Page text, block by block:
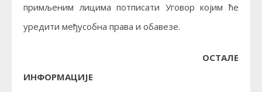
примљеним лицима потписати Уговор којим ће
уредити међусобна права и обавезе.
ОСТАЛЕ
ИНФОРМАЦИЈЕ